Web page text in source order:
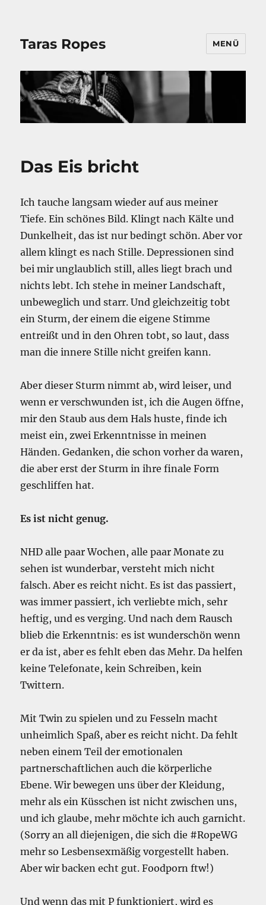
Taras Ropes MENÜ
Das Eis bricht
Ich tauche langsam wieder auf aus meiner
Tiefe. Ein schönes Bild. Klingt nach Kälte und
Dunkelheit, das ist nur bedingt schön. Aber vor
allem klingt es nach Stille. Depressionen sind
bei mir unglaublich still, alles liegt brach und
nichts lebt. Ich stehe in meiner Landschaft,
unbeweglich und starr. Und gleichzeitig tobt
ein Sturm, der einem die eigene Stimme
entreißt und in den Ohren tobt, so laut, dass
man die innere Stille nicht greifen kann.
Aber dieser Sturm nimmt ab, wird leiser, und
wenn er verschwunden ist, ich die Augen öffne,
mir den Staub aus dem Hals huste, finde ich
meist ein, zwei Erkenntnisse in meinen
Händen. Gedanken, die schon vorher da waren,
die aber erst der Sturm in ihre finale Form
geschliffen hat.
Es ist nicht genug.
NHD alle paar Wochen, alle paar Monate zu
sehen ist wunderbar, versteht mich nicht
falsch. Aber es reicht nicht. Es ist das passiert,
was immer passiert, ich verliebte mich, sehr
heftig, und es verging. Und nach dem Rausch
blieb die Erkenntnis: es ist wunderschön wenn
er da ist, aber es fehlt eben das Mehr. Da helfen
keine Telefonate, kein Schreiben, kein
Twittern.
Mit Twin zu spielen und zu Fesseln macht
unheimlich Spaß, aber es reicht nicht. Da fehlt
neben einem Teil der emotionalen
partnerschaftlichen auch die körperliche
Ebene. Wir bewegen uns über der Kleidung,
mehr als ein Küsschen ist nicht zwischen uns,
und ich glaube, mehr möchte ich auch garnicht.
(Sorry an all diejenigen, die sich die #RopeWG
mehr so Lesbensexmäßig vorgestellt haben.
Aber wir backen echt gut. Foodporn ftw!)
Und wenn das mit P funktioniert, wird es